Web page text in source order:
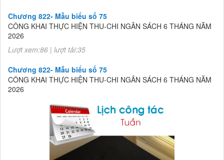
Chương 822- Mẫu biểu số 75
CÔNG KHAI THỰC HIỆN THU-CHI NGÂN SÁCH 6 THÁNG NĂM
2026
Lượt xem:86 | lượt tải:35
Chương 822- Mẫu biểu số 75
CÔNG KHAI THỰC HIỆN THU-CHI NGÂN SÁCH 6 THÁNG NĂM
2026